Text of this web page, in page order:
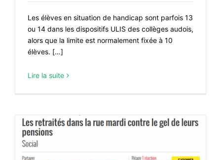
Les élèves en situation de handicap sont parfois 13
ou 14 dans les dispositifs ULIS des collèges audois,
alors que la limite est normalement fixée à 10
élèves. […]
Lire la suite